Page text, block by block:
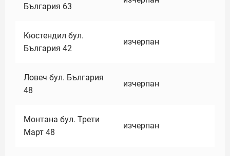
България 63
Кюстендил бул.
България 42
изчерпан
Ловеч бул. България
48
изчерпан
Монтана бул. Трети
Март 48
изчерпан